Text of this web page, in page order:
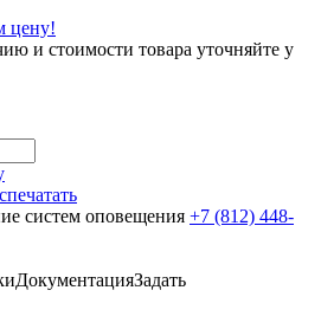
цену!
и стоимости товара уточняйте у
систем оповещения +7 (812) 448-
ДокументацияЗадать